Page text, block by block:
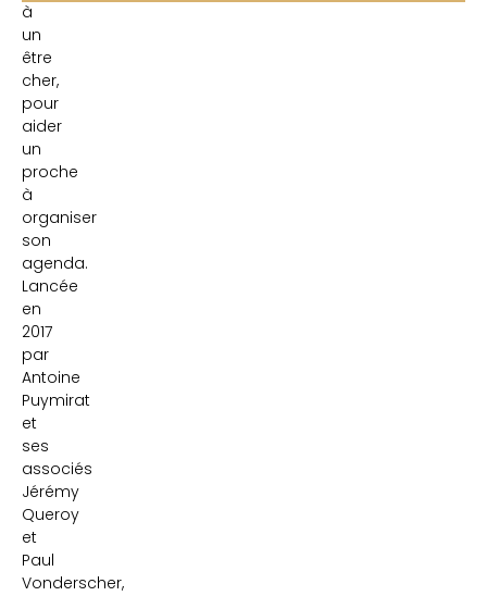
à
un
être
cher,
pour
aider
un
proche
à
organiser
son
agenda.
Lancée
en
2017
par
Antoine
Puymirat
et
ses
associés
Jérémy
Queroy
et
Paul
Vonderscher,